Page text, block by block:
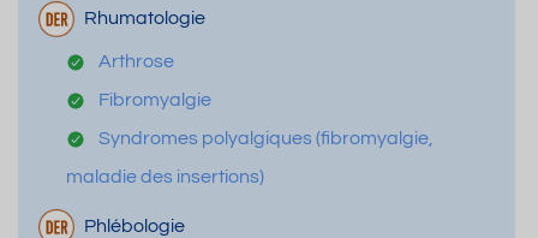
Rhumatologie
Arthrose
Fibromyalgie
Syndromes polyalgiques (fibromyalgie,
maladie des insertions)
Phlébologie